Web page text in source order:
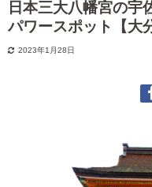
日本三大八幡宮の宇
パワースポット【大
2023年1月28日